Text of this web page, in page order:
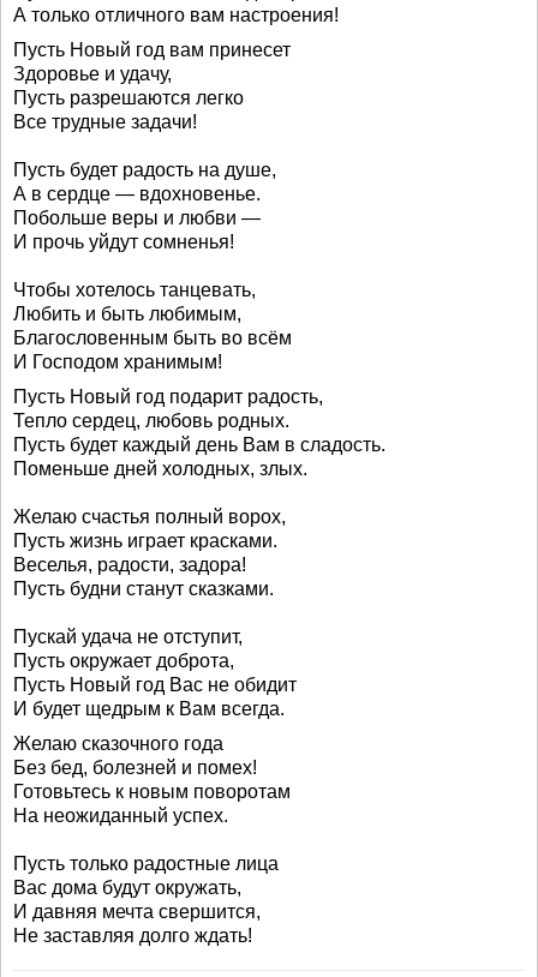
А только отличного вам настроения!
Пусть Новый год вам принесет
Здоровье и удачу,
Пусть разрешаются легко
Все трудные задачи!
Пусть будет радость на душе,
А в сердце — вдохновенье.
Побольше веры и любви —
И прочь уйдут сомненья!
Чтобы хотелось танцевать,
Любить и быть любимым,
Благословенным быть во всём
И Господом хранимым!
Пусть Новый год подарит радость,
Тепло сердец, любовь родных.
Пусть будет каждый день Вам в сладость.
Поменьше дней холодных, злых.
Желаю счастья полный ворох,
Пусть жизнь играет красками.
Веселья, радости, задора!
Пусть будни станут сказками.
Пускай удача не отступит,
Пусть окружает доброта,
Пусть Новый год Вас не обидит
И будет щедрым к Вам всегда.
Желаю сказочного года
Без бед, болезней и помех!
Готовьтесь к новым поворотам
На неожиданный успех.
Пусть только радостные лица
Вас дома будут окружать,
И давняя мечта свершится,
Не заставляя долго ждать!